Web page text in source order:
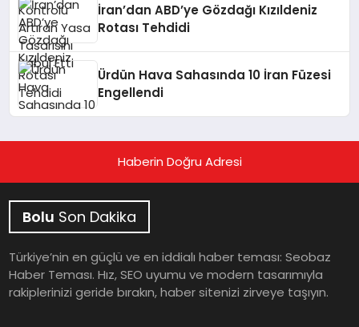
İran’dan ABD’ye Gözdağı Kızıldeniz
Rotası Tehdidi
Ürdün Hava Sahasında 10 İran Füzesi
Engellendi
Haberin Doğru Adresi
Bolu Son Dakika
Türkiye’nin en güçlü ve en iddialı haber teması: Seobaz
Haber Teması. Hız, SEO uyumu ve modern tasarımıyla
rakiplerinizi geride bırakın, haber sitenizi zirveye taşıyın.